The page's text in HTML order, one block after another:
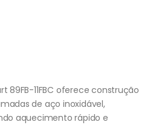
89FB-11FBC oferece construção
de aço inoxidável,
aquecimento rápido e